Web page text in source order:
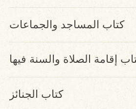
كتاب المساجد والجماعات
إقامة الصلاة والسنة فيها
كتاب الجنائز